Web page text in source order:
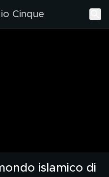
Cinque
islamico di